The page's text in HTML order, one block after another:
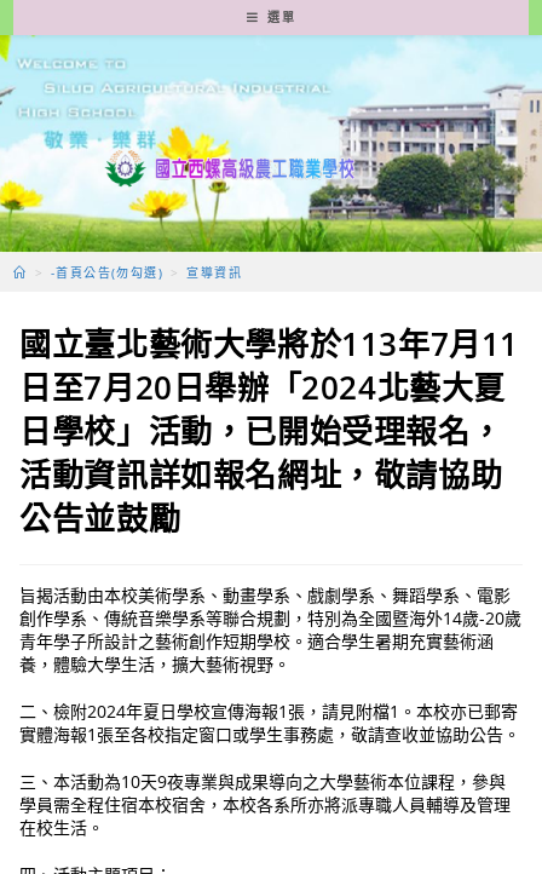
轉
至
要
容
選單
> -首頁公告(勿勾選) > 宣導資訊
國立臺北藝術大學將於113年7月11
日至7月20日舉辦「2024北藝大夏
日學校」活動，已開始受理報名，
活動資訊詳如報名網址，敬請協助
公告並鼓勵
旨揭活動由本校美術學系、動畫學系、戲劇學系、舞蹈學系、電影
創作學系、傳統音樂學系等聯合規劃，特別為全國暨海外14歲-20歲
青年學子所設計之藝術創作短期學校。適合學生暑期充實藝術涵
養，體驗大學生活，擴大藝術視野。
二、檢附2024年夏日學校宣傳海報1張，請見附檔1。本校亦已郵寄
實體海報1張至各校指定窗口或學生事務處，敬請查收並協助公告。
三、本活動為10天9夜專業與成果導向之大學藝術本位課程，參與
學員需全程住宿本校宿舍，本校各系所亦將派專職人員輔導及管理
在校生活。